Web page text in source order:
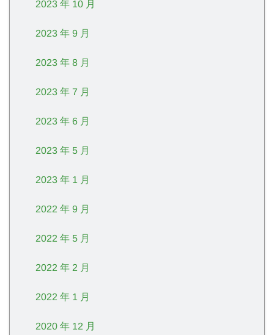
2023 年 10 月
2023 年 9 月
2023 年 8 月
2023 年 7 月
2023 年 6 月
2023 年 5 月
2023 年 1 月
2022 年 9 月
2022 年 5 月
2022 年 2 月
2022 年 1 月
2020 年 12 月